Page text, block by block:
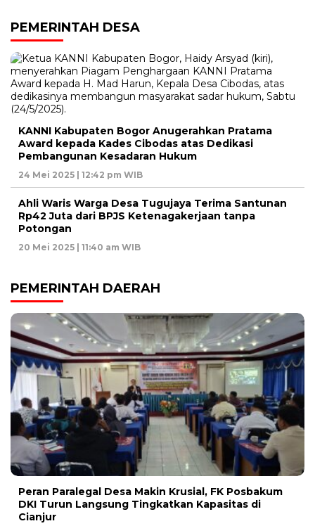
PEMERINTAH DESA
KANNI Kabupaten Bogor Anugerahkan Pratama
Award kepada Kades Cibodas atas Dedikasi
Pembangunan Kesadaran Hukum
24 Mei 2025 | 12:42 pm WIB
Ahli Waris Warga Desa Tugujaya Terima Santunan
Rp42 Juta dari BPJS Ketenagakerjaan tanpa
Potongan
20 Mei 2025 | 11:40 am WIB
PEMERINTAH DAERAH
Peran Paralegal Desa Makin Krusial, FK Posbakum
DKI Turun Langsung Tingkatkan Kapasitas di
Cianjur